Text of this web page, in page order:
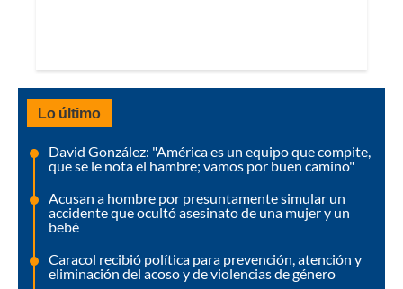
Lo último
David González: "América es un equipo que compite,
que se le nota el hambre; vamos por buen camino"
Acusan a hombre por presuntamente simular un
accidente que ocultó asesinato de una mujer y un
bebé
Caracol recibió política para prevención, atención y
eliminación del acoso y de violencias de género